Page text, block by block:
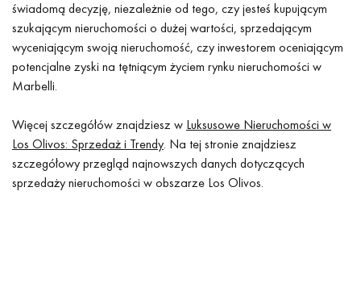
świadomą decyzję, niezależnie od tego, czy jesteś kupującym
szukającym nieruchomości o dużej wartości, sprzedającym
wyceniającym swoją nieruchomość, czy inwestorem oceniającym
potencjalne zyski na tętniącym życiem rynku nieruchomości w
Marbelli.
Więcej szczegółów znajdziesz w Luksusowe Nieruchomości w
Los Olivos: Sprzedaż i Trendy. Na tej stronie znajdziesz
szczegółowy przegląd najnowszych danych dotyczących
sprzedaży nieruchomości w obszarze Los Olivos.